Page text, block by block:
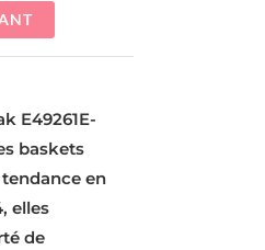
E49261E-
baskets
en
elles
de